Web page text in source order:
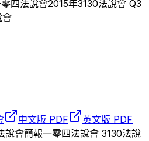
四法說會2015年3130法說會 Q3
會
中文版 PDF
英文版 PDF
說會簡報一零四法說會 3130法說